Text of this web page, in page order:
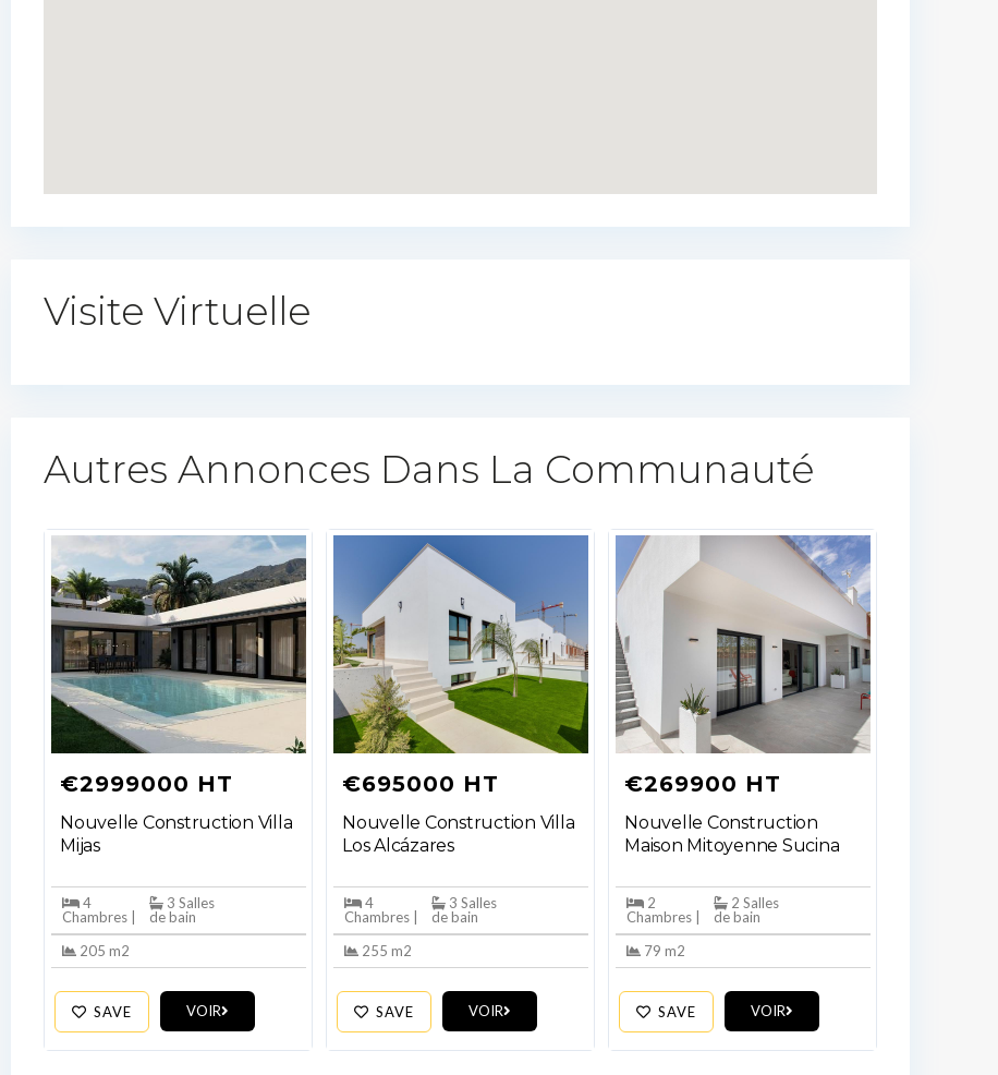
Visite Virtuelle
Autres Annonces Dans La Communauté​
€2999000 HT
Nouvelle Construction Villa
Mijas
4
Chambres |
3 Salles
de bain
205 m2
SAVE VOIR
€695000 HT
Nouvelle Construction Villa
Los Alcázares
4
Chambres |
3 Salles
de bain
255 m2
SAVE VOIR
€269900 HT
Nouvelle Construction
Maison Mitoyenne Sucina
2
Chambres |
2 Salles
de bain
79 m2
SAVE VOIR